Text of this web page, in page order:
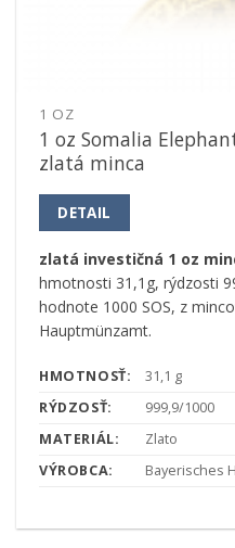
1 OZ
1 oz Somalia
zlatá minca
DETAIL
zlatá investičná 1 oz
hmotnosti 31,1g, rýdzosti
hodnote 1000 SOS, z
Hauptmünzamt.
HMOTNOSŤ:
31,1 g
RÝDZOSŤ:
999,9/1000
MATERIÁL:
Zlato
VÝROBCA:
Bayerisches